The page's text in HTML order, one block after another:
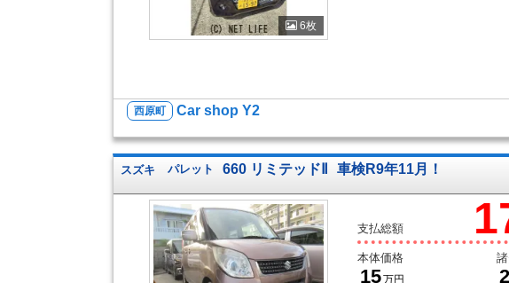
6枚
西原町 Car shop Y2
スズキ パレット 660 リミテッドⅡ 車検R9年11月！
支払総額
本体価格
15万円 2